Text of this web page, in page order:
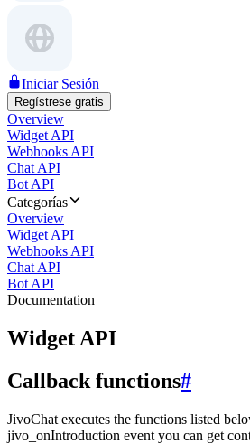
Iniciar Sesión
Regístrese gratis
Overview
Widget API
Webhooks API
Chat API
Bot API
Categorías
Overview
Widget API
Webhooks API
Chat API
Bot API
Documentation
Widget API
Callback functions#
JivoChat executes the functions listed
jivo_onIntroduction event you can get